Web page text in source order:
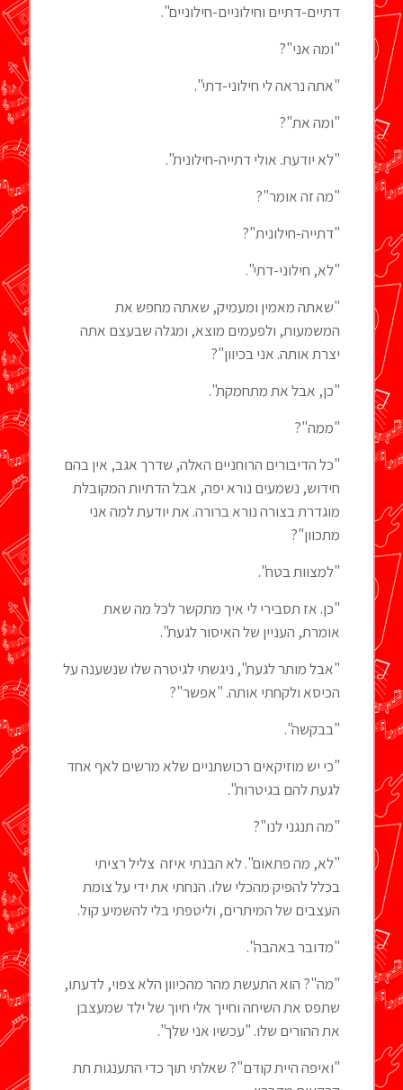
דתיים-דתיים וחילוניים-חילוניים".
"ומה אני"?
"אתה נראה לי חילוני-דתי".
"ומה את"?
"לא יודעת. אולי דתייה-חילונית".
"מה זה אומר"?
"דתייה-חילונית"?
"לא, חילוני-דתי".
"שאתה מאמין ומעמיק, שאתה מחפש את
המשמעות, ולפעמים מוצא, ומגלה שבעצם אתה
יצרת אותה. אני בכיוון"?
"כן, אבל את מתחמקת".
"ממה"?
"כל הדיבורים הרוחניים האלה, שדרך אגב, אין בהם
חידוש, נשמעים נורא יפה, אבל הדתיות המקובלת
מוגדרת בצורה נורא ברורה. את יודעת למה אני
מתכוון"?
"למצוות בטח".
"כן. אז תסבירי לי איך מתקשר לכל מה שאת
אומרת, העניין של האיסור לגעת".
"אבל מותר לגעת", ניגשתי לגיטרה שלו שנשענה על
הכיסא ולקחתי אותה. "אפשר"?
"בבקשה".
"כי יש מוזיקאים רכושתניים שלא מרשים לאף אחד
לגעת להם בגיטרות".
"מה תנגני לנו"?
"לא, מה פתאום". לא הבנתי איזה צליל רציתי
בכלל להפיק מהכלי שלו. הנחתי את ידי על צומת
העצבים של המיתרים, וליטפתי בלי להשמיע קול.
"מדובר באהבה".
"מה"? הוא התעשת מהר מהכיוון הלא צפוי, לדעתו,
שתפס את השיחה וחייך אלי חיוך של ילד שמעצבן
את ההורים שלו. "עכשיו אני שלך".
"ואיפה היית קודם"? שאלתי תוך כדי התענגות תת